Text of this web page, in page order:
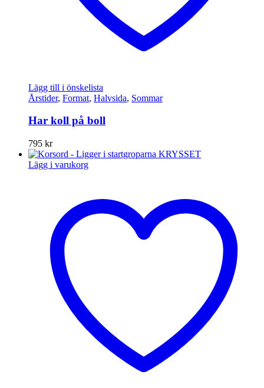
Lägg till i önskelista
Årstider, Format, Halvsida, Sommar
Har koll på boll
795 kr
Lägg i varukorg